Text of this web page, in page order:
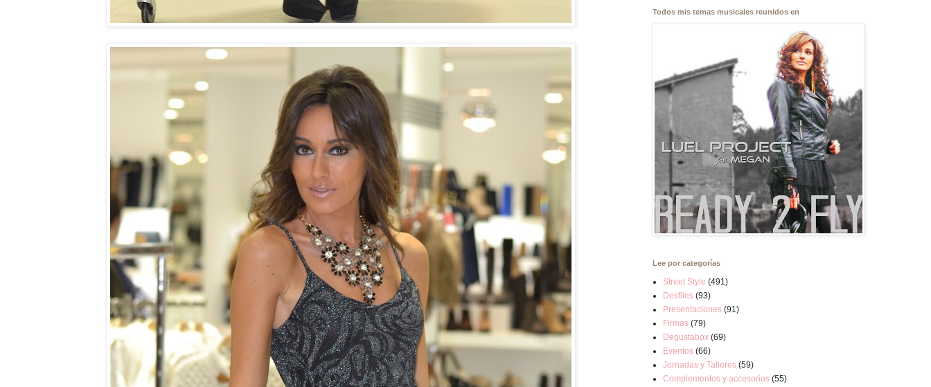
Todos mis temas musicales reunidos en
Lee por categorías
Street Style (491)
Desfiles (93)
Presentaciones (91)
Firmas (79)
Degustabox (69)
Eventos (66)
Jornadas y Talleres (59)
Complementos y accesorios (55)